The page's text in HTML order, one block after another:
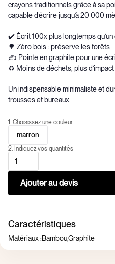
crayons traditionnels grâce à sa
capable d’écrire jusqu’à 20 000
✔️ Écrit 100x plus longtemps
🌳 Zéro bois : préserve les forêts
✍️ Pointe en graphite pour une
♻️ Moins de déchets, plus d’impact
Un indispensable minimaliste et
trousses et bureaux.
1. Choisissez une couleur
marron
2. Indiquez vos quantités
Caractéristiques
Matériaux :Bambou,Graphite